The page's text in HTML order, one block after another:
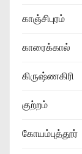
காஞ்சிபுரம்
காரைக்கால்
கிருஷ்ணகிரி
குற்றம்
கோயம்புத்தூர்